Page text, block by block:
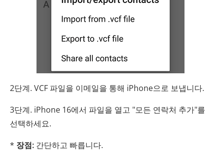
2단계. VCF 파일을 이메일을 통해 iPhone으로 보냅니다.
3단계. iPhone 16에서 파일을 열고 "모든 연락처 추가"를
선택하세요.
* 장점: 간단하고 빠릅니다.